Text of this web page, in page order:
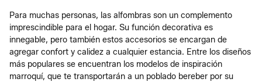
Para muchas personas, las alfombras son un complemento
imprescindible para el hogar. Su función decorativa es
innegable, pero también estos accesorios se encargan de
agregar confort y calidez a cualquier estancia. Entre los diseños
más populares se encuentran los modelos de inspiración
marroquí, que te transportarán a un poblado bereber por su